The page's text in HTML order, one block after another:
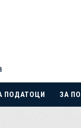
ПОДАТОЦИ ЗА